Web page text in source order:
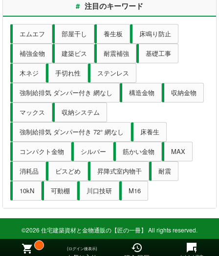
# 注目のキーワード
エムエフ 部屋干し 養生板 床鳴り防止
補強金物 建築ビス 耐震補強 基礎工事
木ネジ 手切れ性 ステンレス
強制給排気 ダンパー付き 網なし 構造金物 収納金物
マックス 収納システム
強制給排気 ダンパー付き 72° 網なし 床養生
コンパクト金物 シルバー 筋かい金物 MAX
消耗品 ビスどめ 昇降式室内物干 耐震
10kN 可動棚 川口技研 M16
©2026 住宅建築資材と金物通販の【匠の一冊】 All rights reserved.
(ログイン後表示)